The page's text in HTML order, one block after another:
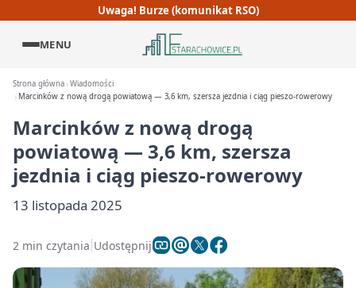
Uwaga! Burze (komunikat RSO)
MENU
Strona główna Wiadomości
Marcinków z nową drogą powiatową — 3,6 km, szersza jezdnia i ciąg pieszo‑rowerowy
Marcinków z nową drogą
powiatową — 3,6 km, szersza
jezdnia i ciąg pieszo‑rowerowy
13 listopada 2025
2 min czytania Udostępnij